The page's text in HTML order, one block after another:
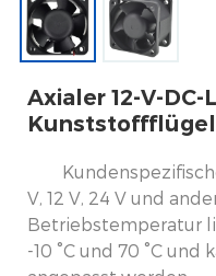
Axialer 12-V-
V, 12 V, 24 V und
Betriebstemperatur
-10 °C und 70 °C und